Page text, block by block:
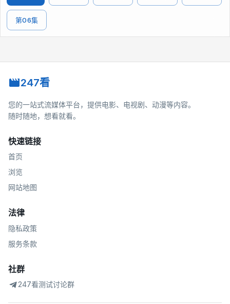
第06集
247看
您的一站式流媒体平台，提供电影、电视剧、动漫等内容。
随时随地，想看就看。
快速链接
首页
浏览
网站地图
法律
隐私政策
服务条款
社群
247看测试讨论群